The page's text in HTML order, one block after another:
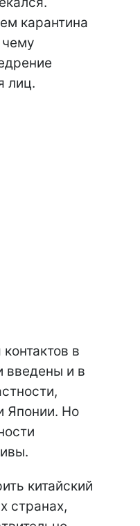
карантина
чему
лиц.
в
введены и в
Японии. Но
китайский
странах,